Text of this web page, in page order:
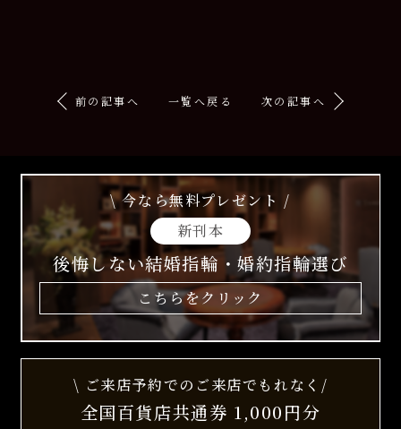
前の記事へ 一覧へ戻る 次の記事へ
\ 今なら無料プレゼント /
新刊本
後悔しない結婚指輪・婚約指輪選び
こちらをクリック
\ ご来店予約でのご来店でもれなく/
全国百貨店共通券 1,000円分